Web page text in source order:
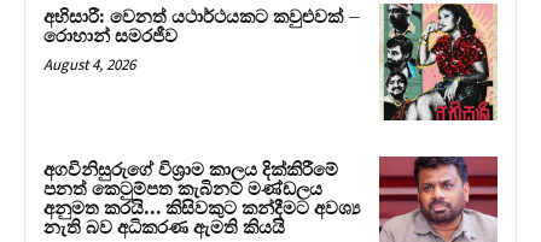
අභිසාරී: වෙනත් යථාර්ථයකට කවුළුවක් –
රොහාන් සමරජීව
August 4, 2026
අගවිනිසුරුගේ විශ්‍රාම කාලය දික්කිරීමේ
පනත් කෙටුම්පත කැබිනට් මණ්ඩලය
අනුමත කරයි… කිසිවකුට කන්දීමට අවශ්‍ය
නැති බව අධිකරණ ඇමති කියයි